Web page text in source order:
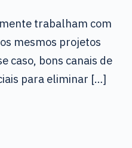
trabalham com
mesmos projetos
caso, bons canais de
para eliminar […]